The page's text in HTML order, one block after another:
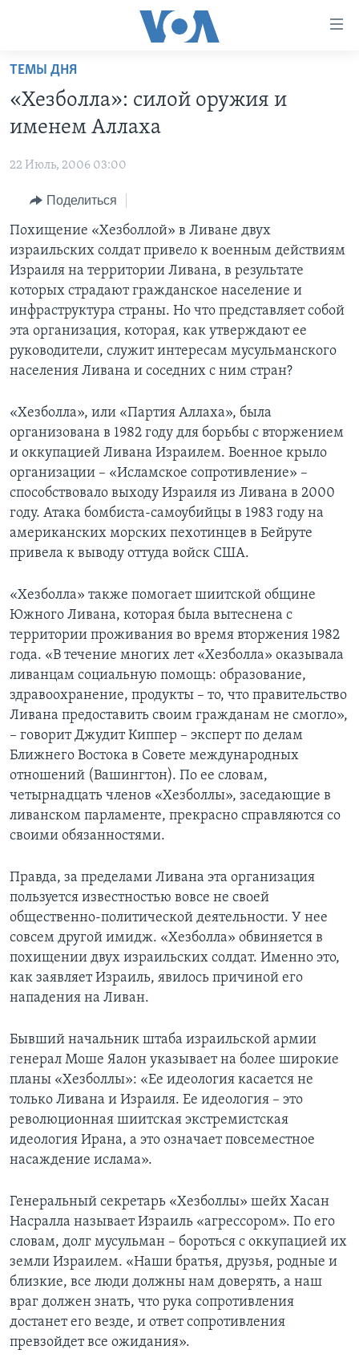
Перейти
основной
контент
навигации
Перейти
поиск
ГЛАВНОЕ
НОВОСТИ ЗА МИНУТУ
ИТОГИ
ПОЧЕМУ ЭТО ВАЖНО?
ДИСКУССИЯ VOA
ДЕТАЛИ
НЬЮ-ЙОРК NEW YORK
АМЕРИКА. БОЛЬШОЕ ПУТЕШЕСТВИЕ
УЧИМ АНГЛИЙСКИЙ
НАША АМЕРИКАНСКАЯ ИСТОРИЯ
А КАК В АМЕРИКЕ?
АМЕРИКАНСКИЕ ГОРОДКИ
ТЕСТЫ
ЭКСПЕРТИЗА
ИНТЕРВЬЮ
ФАКТЫ ПРОТИВ ФЕЙКОВ
ЗА СВОБОДУ ПРЕССЫ
УЧИМ АНГЛИЙСКИЙ
ВИДЕО
ПОДПИСКА НА НОВОСТИ
СОЦИАЛЬНЫЕ СЕТИ
Языки
ТЕМЫ ДНЯ
«Хезболла»: силой оружия и
именем Аллаха
22 Июль, 2006 03:00
Поделиться
Похищение «Хезболлой» в Ливане двух
израильских солдат привело к военным действиям
Израиля на территории Ливана, в результате
которых страдают гражданское население и
инфраструктура страны. Но что представляет собой
эта организация, которая, как утверждают ее
руководители, служит интересам мусульманского
населения Ливана и соседних с ним стран?
«Хезболла», или «Партия Аллаха», была
организована в 1982 году для борьбы с вторжением
и оккупацией Ливана Израилем. Военное крыло
организации – «Исламское сопротивление» –
способствовало выходу Израиля из Ливана в 2000
году. Атака бомбиста-самоубийцы в 1983 году на
американских морских пехотинцев в Бейруте
привела к выводу оттуда войск США.
«Хезболла» также помогает шиитской общине
Южного Ливана, которая была вытеснена с
территории проживания во время вторжения 1982
года. «В течение многих лет «Хезболла» оказывала
ливанцам социальную помощь: образование,
здравоохранение, продукты – то, что правительство
Ливана предоставить своим гражданам не смогло»,
– говорит Джудит Киппер – эксперт по делам
Ближнего Востока в Совете международных
отношений (Вашингтон). По ее словам,
четырнадцать членов «Хезболлы», заседающие в
ливанском парламенте, прекрасно справляются со
своими обязанностями.
Правда, за пределами Ливана эта организация
пользуется известностью вовсе не своей
общественно-политической деятельности. У нее
совсем другой имидж. «Хезболла» обвиняется в
похищении двух израильских солдат. Именно это,
как заявляет Израиль, явилось причиной его
нападения на Ливан.
Бывший начальник штаба израильской армии
генерал Моше Яалон указывает на более широкие
планы «Хезболлы»: «Ее идеология касается не
только Ливана и Израиля. Ее идеология – это
революционная шиитская экстремистская
идеология Ирана, а это означает повсеместное
насаждение ислама».
Генеральный секретарь «Хезболлы» шейх Хасан
Насралла называет Израиль «агрессором». По его
словам, долг мусульман – бороться с оккупацией их
земли Израилем. «Наши братья, друзья, родные и
близкие, все люди должны нам доверять, а наш
враг должен знать, что рука сопротивления
достанет его везде, и ответ сопротивления
превзойдет все ожидания».